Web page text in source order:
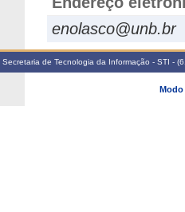
enolasco@unb.br
Secretaria de Tecnologia da Informação - STI -
Modo